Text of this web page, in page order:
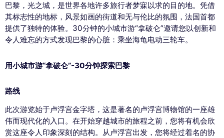
巴黎，光之城，是世界各地许多旅行者梦寐以求的目的地。凭借
其标志性的地标，风景如画的街道和无与伦比的氛围，法国首都
提供了独特的体验。30分钟的小城市游“拿破仑”邀请您以创新和
令人难忘的方式发现巴黎的心脏：乘坐海龟电动三轮车。
用小城市游“拿破仑”-30分钟探索巴黎
路线
此次游览始于卢浮宫金字塔，这是著名的卢浮宫博物馆的一座雄
伟而现代化的入口。在开始穿越城市的旅程之前，您将有机会欣
赏这座令人印象深刻的结构。从卢浮宫出发，您将经过着名的协